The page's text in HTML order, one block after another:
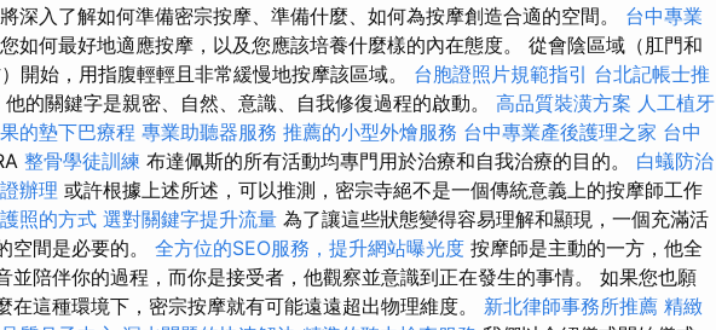
深入了解如何準備密宗按摩、準備什麼、如何為按摩創造合適的空間。 台中專業
如何最好地適應按摩，以及您應該培養什麼樣的內在態度。 從會陰區域（肛門和
開始，用指腹輕輕且非常緩慢地按摩該區域。 台胞證照片規範指引 台北記帳士推
他的關鍵字是親密、自然、意識、自我修復過程的啟動。 高品質裝潢方案 人工植牙
的墊下巴療程 專業助聽器服務 推薦的小型外燴服務 台中專業產後護理之家 台中
整骨學徒訓練 布達佩斯的所有活動均專門用於治療和自我治療的目的。 白蟻防治
辦理 或許根據上述所述，可以推測，密宗寺絕不是一個傳統意義上的按摩師工作
照的方式 選對關鍵字提升流量 為了讓這些狀態變得容易理解和顯現，一個充滿活
空間是必要的。 全方位的SEO服務，提升網站曝光度 按摩師是主動的一方，他全
並陪伴你的過程，而你是接受者，他觀察並意識到正在發生的事情。 如果您也願
在這種環境下，密宗按摩就有可能遠遠超出物理維度。 新北律師事務所推薦 精緻